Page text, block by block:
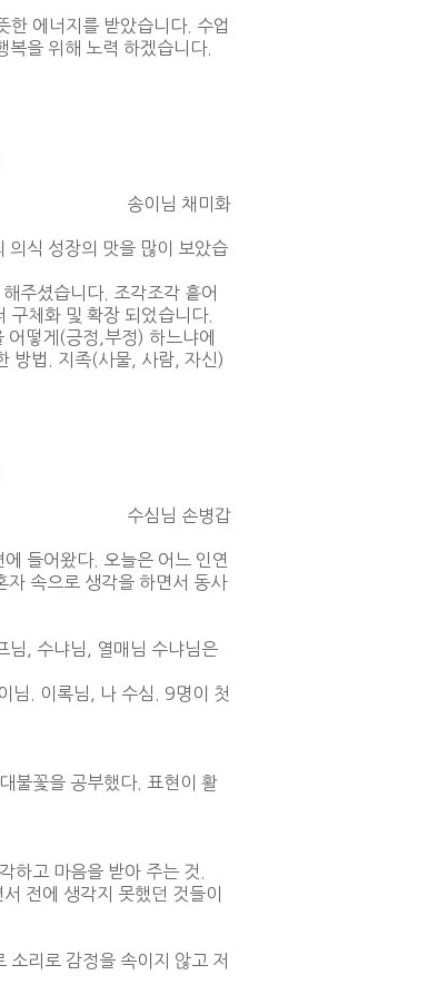
한 에너지를 받았습니다. 수업
복을 위해 노력 하겠습니다.
송이님 채미화
의식 성장의 맛을 많이 보았습
주셨습니다. 조각조각 흩어
구체화 및 확장 되었습니다.
떻게(긍정,부정) 하느냐에
방법. 지족(사물, 사람, 자신)
수심님 손병갑
들어왔다. 오늘은 어느 인연
자 속으로 생각을 하면서 동사
님, 수냐님, 열매님 수냐님은
님. 이록님, 나 수심. 9명이 첫
불꽃을 공부했다. 표현이 활
하고 마음을 받아 주는 것.
전에 생각지 못했던 것들이
리로 감정을 속이지 않고 저